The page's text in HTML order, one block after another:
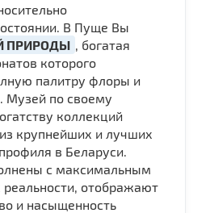
В Пуще Вы
ПРИРОДЫ
, богатая
которого
палитру флоры и
Музей по своему
коллекций
крупнейших и лучших
в Беларуси.
с максимальным
отображают
и насыщенность